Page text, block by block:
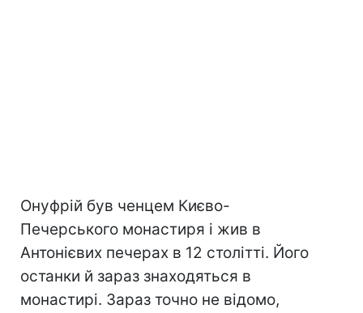
Онуфрій був ченцем Києво-
Печерського монастиря і жив в
Антонієвих печерах в 12 столітті. Його
останки й зараз знаходяться в
монастирі. Зараз точно не відомо,